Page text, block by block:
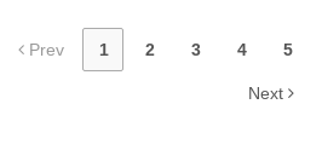
Prev 1 2 3 4 5
Next